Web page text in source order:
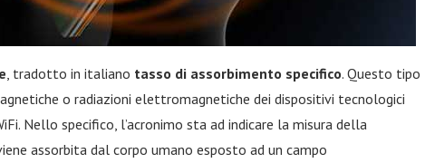
, tradotto in italiano tasso di assorbimento specifico. Questo tipo
o radiazioni elettromagnetiche dei dispositivi tecnologici
Nello specifico, l’acronimo sta ad indicare la misura della
assorbita dal corpo umano esposto ad un campo